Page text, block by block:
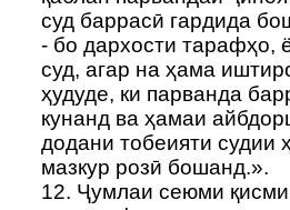
суд баррасӣ гардида
- бо дархости тарафҳо,
суд, агар на ҳама
ҳудуде, ки парванда
кунанд ва ҳамаи
додани тобеияти судии
мазкур розӣ бошанд.».
12. Ҷумлаи сеюми